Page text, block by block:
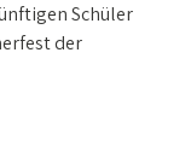
Schüler
der